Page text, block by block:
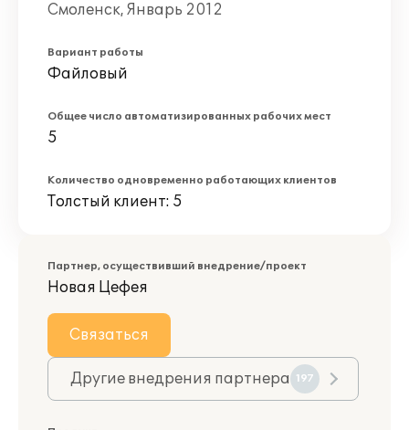
Смоленск, Январь 2012
Вариант работы
Файловый
Общее число автоматизированных рабочих мест
5
Количество одновременно работающих клиентов
Толстый клиент: 5
Партнер, осуществивший внедрение/проект
Новая Цефея
Связаться
Другие внедрения партнера 197